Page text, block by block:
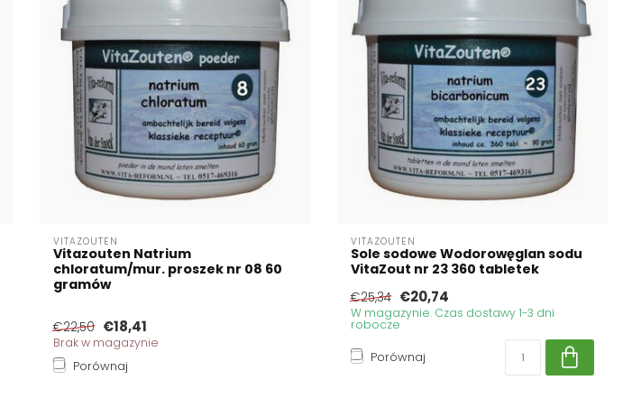
VITAZOUTEN
Vitazouten Natrium
chloratum/mur. proszek nr 08 60
gramów
€22,50 €18,41
Brak w magazynie
Porównaj
VITAZOUTEN
Sole sodowe Wodorowęglan sodu
VitaZout nr 23 360 tabletek
€25,34 €20,74
W magazynie. Czas dostawy 1-3 dni
robocze
Porównaj